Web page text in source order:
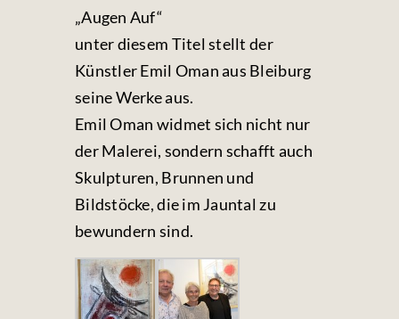
„Augen Auf“
unter diesem Titel stellt der
Künstler Emil Oman aus Bleiburg
seine Werke aus.
Emil Oman widmet sich nicht nur
der Malerei, sondern schafft auch
Skulpturen, Brunnen und
Bildstöcke, die im Jauntal zu
bewundern sind.